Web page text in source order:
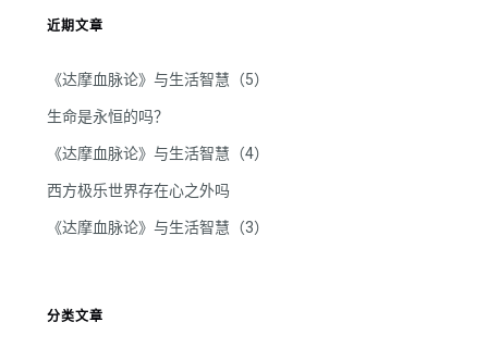
近期文章
《达摩血脉论》与生活智慧（5）
生命是永恒的吗？
《达摩血脉论》与生活智慧（4）
西方极乐世界存在心之外吗
《达摩血脉论》与生活智慧（3）
分类文章